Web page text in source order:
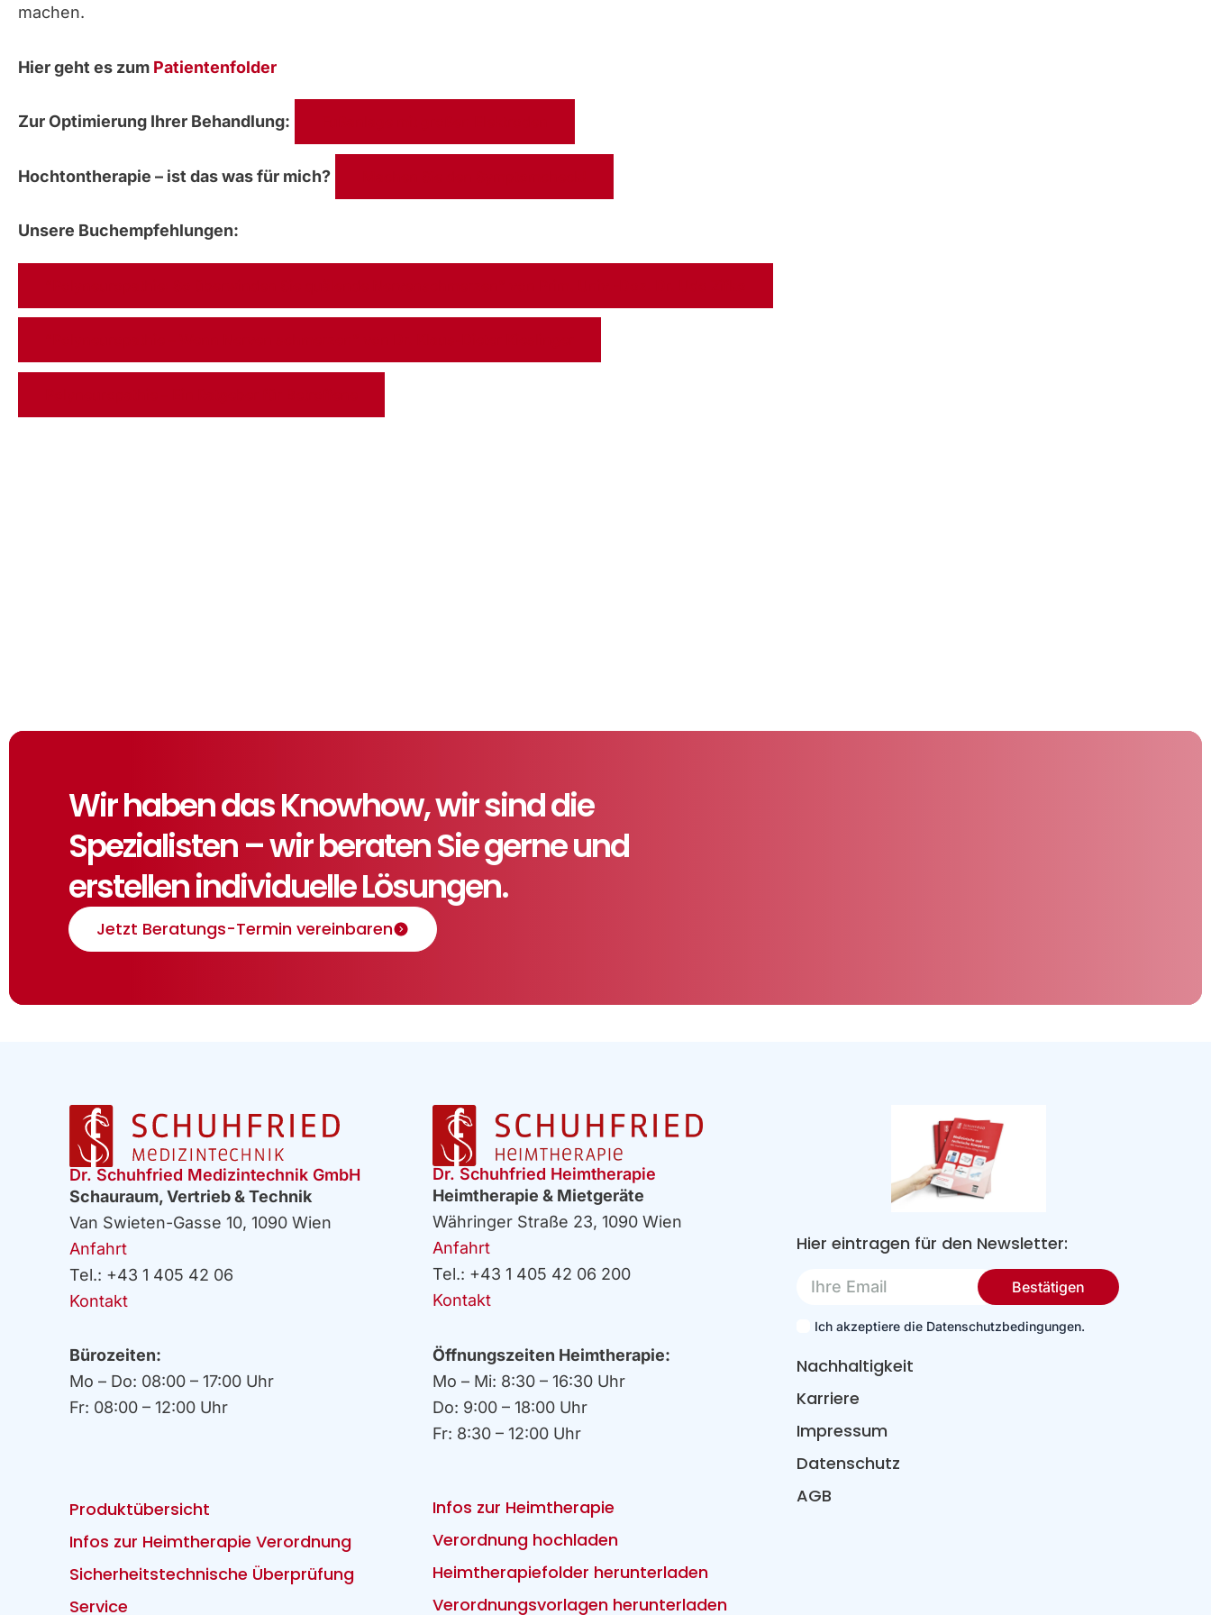
machen.
Hier geht es zum Patientenfolder
Zur Optimierung Ihrer Behandlung:
Hochtontherapie – ist das was für mich?
Unsere Buchempfehlungen:
Wir haben das Knowhow, wir sind die
Spezialisten – wir beraten Sie gerne und
erstellen individuelle Lösungen.
Jetzt Beratungs-Termin vereinbaren
Dr. Schuhfried Medizintechnik GmbH
Schauraum, Vertrieb & Technik
Van Swieten-Gasse 10, 1090 Wien
Anfahrt
Tel.: +43 1 405 42 06
Kontakt
Bürozeiten:
Mo – Do: 08:00 – 17:00 Uhr
Fr: 08:00 – 12:00 Uhr
Produktübersicht
Infos zur Heimtherapie Verordnung
Sicherheitstechnische Überprüfung
Service
Dr. Schuhfried Heimtherapie
Heimtherapie & Mietgeräte
Währinger Straße 23, 1090 Wien
Anfahrt
Tel.: +43 1 405 42 06 200
Kontakt
Öffnungszeiten Heimtherapie:
Mo – Mi: 8:30 – 16:30 Uhr
Do: 9:00 – 18:00 Uhr
Fr: 8:30 – 12:00 Uhr
Infos zur Heimtherapie
Verordnung hochladen
Heimtherapiefolder herunterladen
Verordnungsvorlagen herunterladen
Hier eintragen für den Newsletter:
Email
Ich akzeptiere die Datenschutzbedingungen.
Bestätigen
Nachhaltigkeit
Karriere
Impressum
Datenschutz
AGB